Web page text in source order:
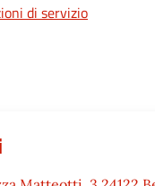
di servizio